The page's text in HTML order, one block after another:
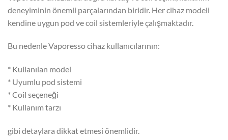
deneyiminin önemli parçalarından biridir. Her cihaz modeli
kendine uygun pod ve coil sistemleriyle çalışmaktadır.
Bu nedenle Vaporesso cihaz kullanıcılarının:
* Kullanılan model
* Uyumlu pod sistemi
* Coil seçeneği
* Kullanım tarzı
gibi detaylara dikkat etmesi önemlidir.